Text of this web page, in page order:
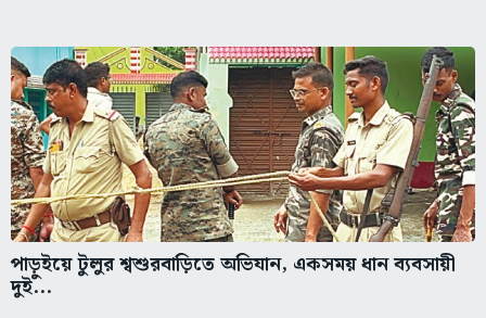
পাড়ুইয়ে টুলুর শ্বশুরবাড়িতে অভিযান, একসময় ধান ব্যবসায়ী
দুই...